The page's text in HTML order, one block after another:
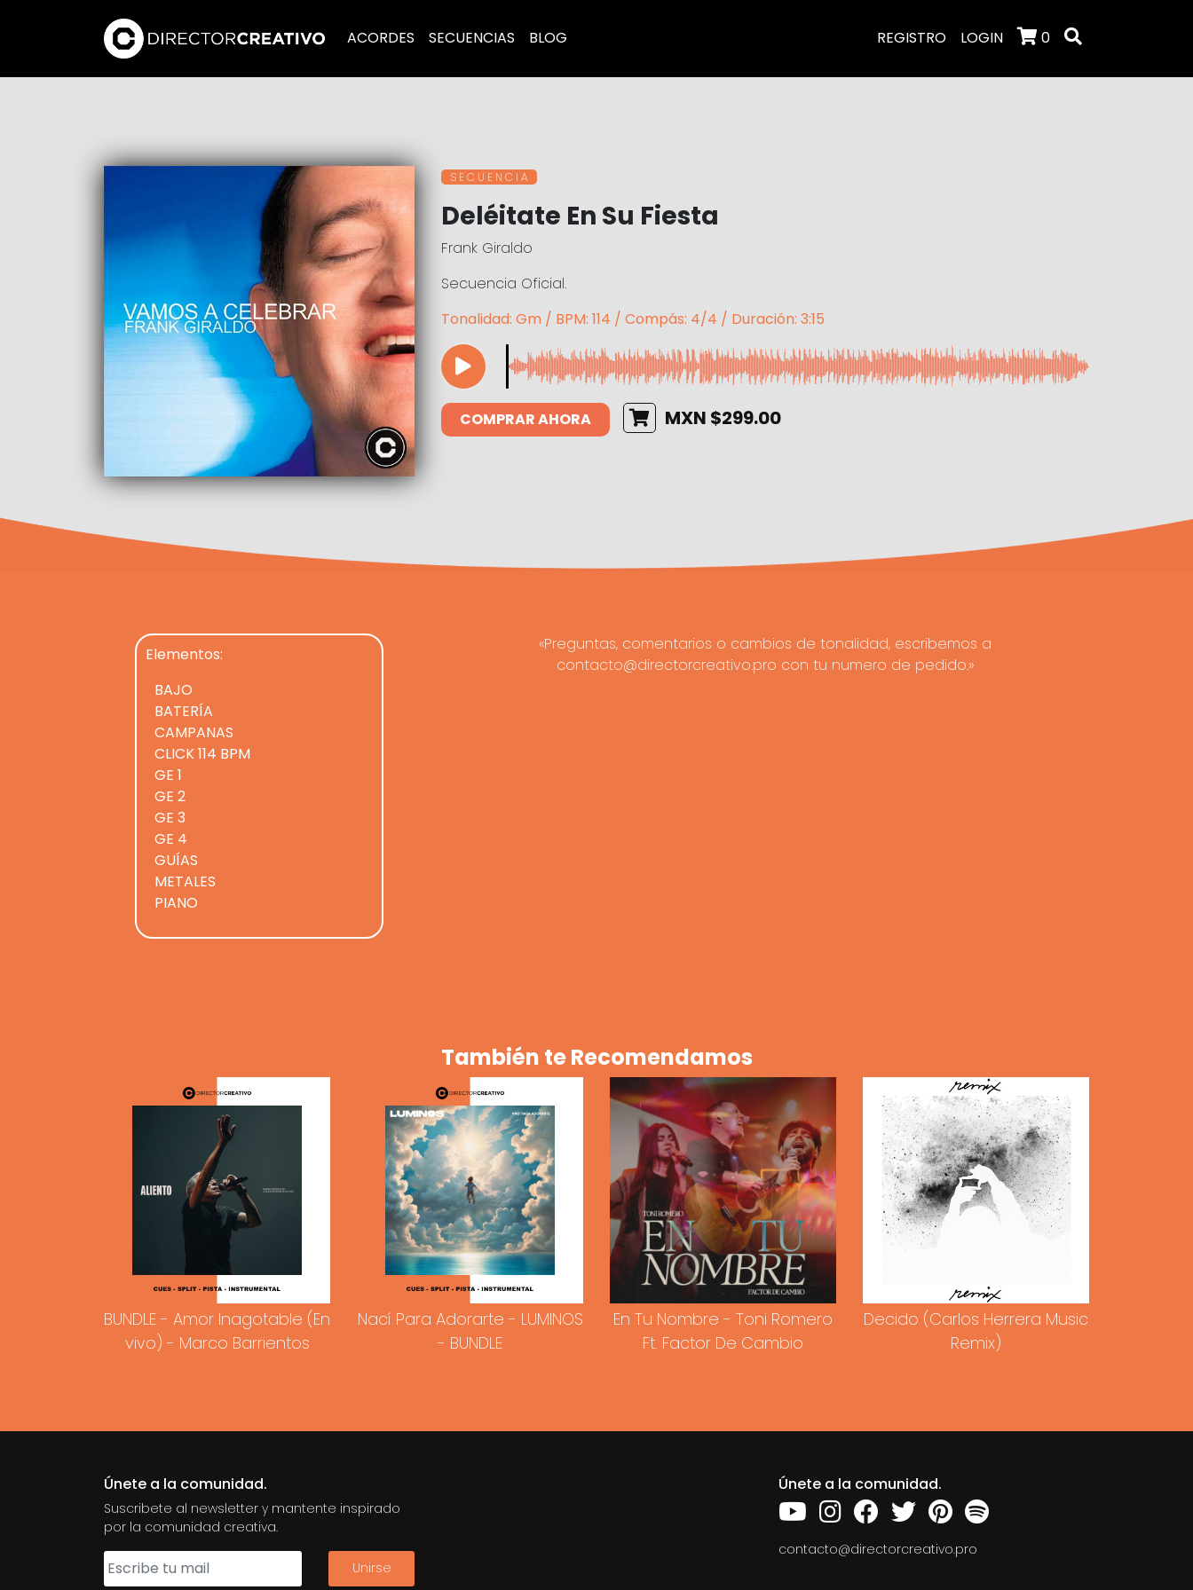
ACORDES SECUENCIAS BLOG REGISTRO LOGIN 0
S E C U E N C I A
Deléitate En Su Fiesta
Frank Giraldo
Secuencia Oficial.
Tonalidad: Gm / BPM: 114 / Compás: 4/4 / Duración: 3:15
COMPRAR AHORA MXN $299.00
Elementos:
BAJO
BATERÍA
CAMPANAS
CLICK 114 BPM
GE 1
GE 2
GE 3
GE 4
GUÍAS
METALES
PIANO
«Preguntas, comentarios o cambios de tonalidad, escribemos a
contacto@directorcreativo.pro con tu numero de pedido.»
También te Recomendamos
BUNDLE - Amor Inagotable (En
vivo) - Marco Barrientos
Nací Para Adorarte - LUMINOS
- BUNDLE
En Tu Nombre - Toni Romero
Ft. Factor De Cambio
Decido (Carlos Herrera Music
Remix)
Únete a la comunidad.
Suscribete al newsletter y mantente inspirado
por la comunidad creativa.
Únete a la comunidad.
contacto@directorcreativo.pro